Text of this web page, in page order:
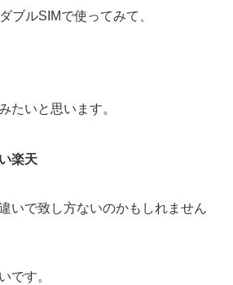
ブルSIMで使ってみて、
たいと思います。
楽天
いで致し方ないのかもしれません
です。